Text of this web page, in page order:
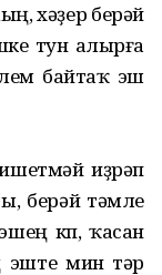
хәҙер берәй
тун алырға
байтаҡ эш
иҙрәп
берәй тәмле
күп, ҡасан
мин үтәр